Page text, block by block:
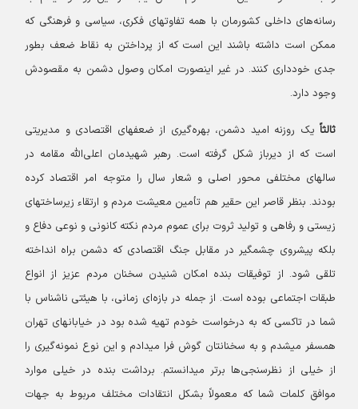
رسانه‌های داخلی کشورمان با همه تفاوتهای فکری، سیاسی و فرهنگی که
ممکن است داشته باشند این است که از پرداختن به نقاط ضعف بطور
جدی خودداری کنند. در غیر اینصورت امکان وصول دشمن به مقصودش
وجود دارد.
ثالثاًیک روزنه امید دشمن، بهره‌گیری از ضعفهای اقتصادی و مدیریتی
است که از دیرباز شکل گرفته است. رهبر شهیدمان اعلی‌الله مقامه در
سالهای مختلفی محور اصلی و شعار سال را متوجه امر اقتصاد کرده
بودند. بنظر قاصر این حقیر هم تأمین معیشت مردم و ارتقاء زیرساختهای
زیستی و رفاهی و تولید ثروت برای عموم مردم نکته کانونی و نوعی دفاع و
بلکه پیشروی چشمگیر در مقابل جنگ اقتصادی که دشمن براه انداخته
تلقی شود. از توفیقات بنده امکان شنیدن سخنان مردم عزیز از انواع
طبقات اجتماعی بوده است. از جمله در بازه‌ای زمانی، با هیئتی ناشناس با
شما در تاکسی که به درخواست خودم تهیه شده بود در خیابانهای تهران
همسفر میشدم و به سخنانتان گوش فرا میدادم و این نوع نمونه‌گیری را
از خیلی از نظرسنجی‌ها برتر میدانستم. برداشت بنده در خیلی موارد
موافق کلمات شما که معمولاً بشکل انتقادات مختلف مربوط به جهات